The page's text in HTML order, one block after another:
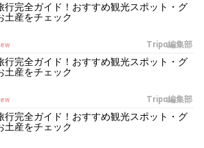
行完全ガイド！おすすめ観光スポット・グ
土産をチェック
Tripα編集部
行完全ガイド！おすすめ観光スポット・グ
土産をチェック
Tripα編集部
行完全ガイド！おすすめ観光スポット・グ
土産をチェック